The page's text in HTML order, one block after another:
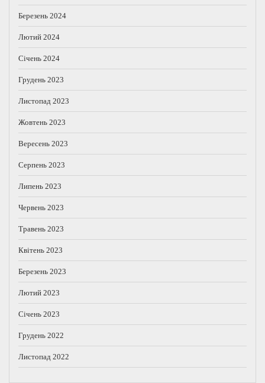
Березень 2024
Лютий 2024
Січень 2024
Грудень 2023
Листопад 2023
Жовтень 2023
Вересень 2023
Серпень 2023
Липень 2023
Червень 2023
Травень 2023
Квітень 2023
Березень 2023
Лютий 2023
Січень 2023
Грудень 2022
Листопад 2022